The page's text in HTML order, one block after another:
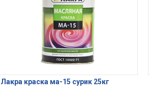
Лакра краска ма-15 сурик 25кг